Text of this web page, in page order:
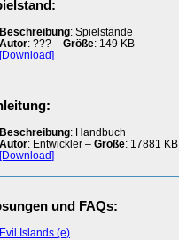
Beschreibung: Spielstände
Autor: ??? – Größe: 149 KB
[Download]
Beschreibung: Handbuch
Autor: Entwickler – Größe: 17881 KB
[Download]
und FAQs:
Evil Islands (e)